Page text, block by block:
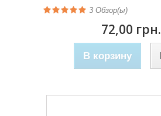
3 Обзор(ы)
72,00 грн.
В корзину